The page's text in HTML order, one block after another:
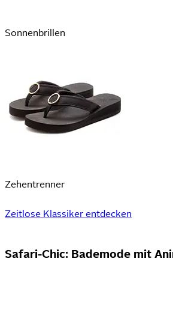
Sonnenbrillen
Zehentrenner
Zeitlose Klassiker entdecken
Safari-Chic: Bademode mit